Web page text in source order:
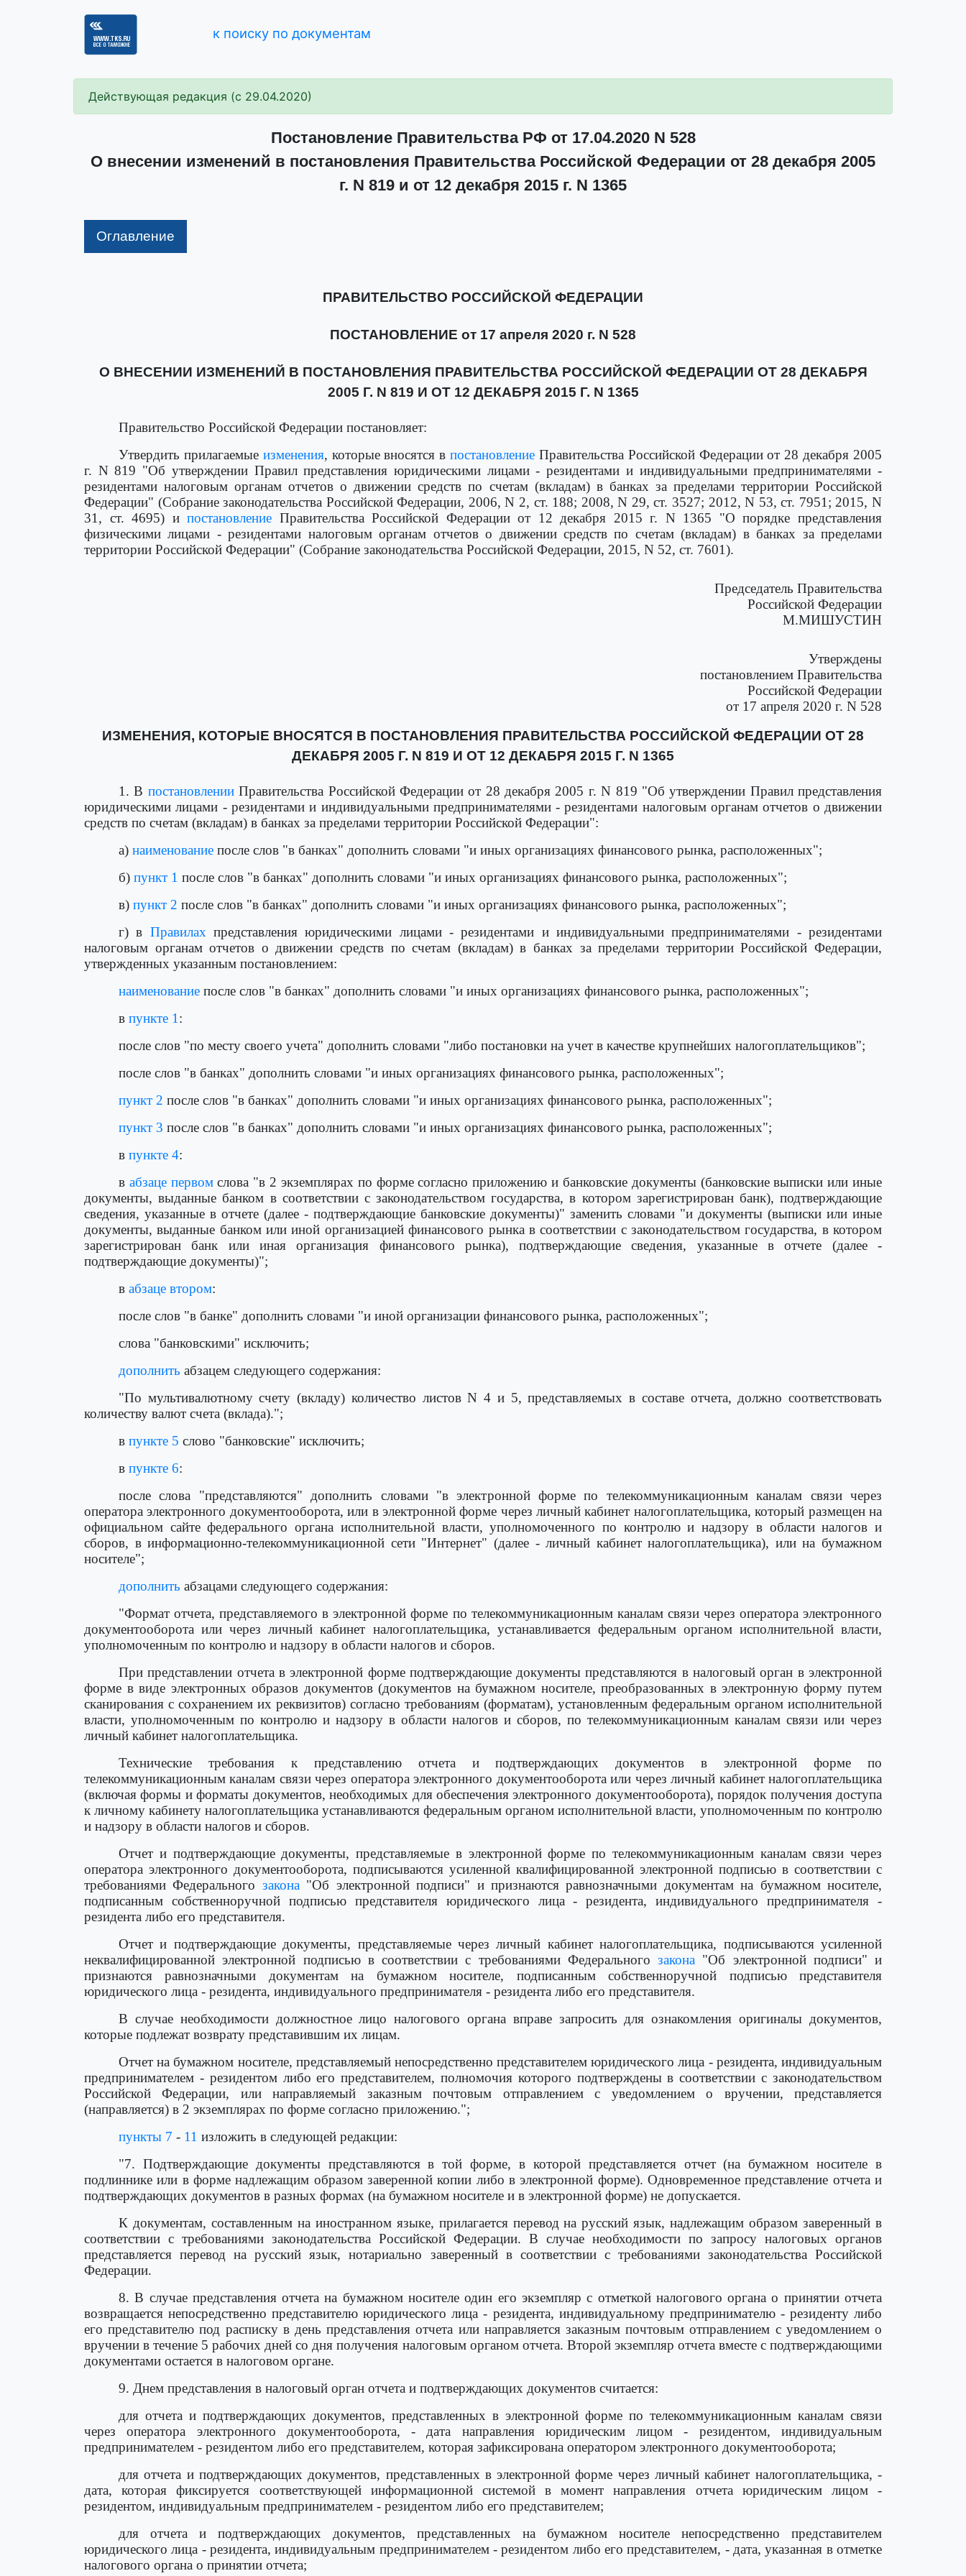
к поиску по документам
Действующая редакция (с 29.04.2020)
Постановление Правительства РФ от 17.04.2020 N 528
О внесении изменений в постановления Правительства Российской Федерации от 28 декабря 2005
г. N 819 и от 12 декабря 2015 г. N 1365
Оглавление
ПРАВИТЕЛЬСТВО РОССИЙСКОЙ ФЕДЕРАЦИИ
ПОСТАНОВЛЕНИЕ от 17 апреля 2020 г. N 528
О ВНЕСЕНИИ ИЗМЕНЕНИЙ В ПОСТАНОВЛЕНИЯ ПРАВИТЕЛЬСТВА РОССИЙСКОЙ ФЕДЕРАЦИИ ОТ 28 ДЕКАБРЯ
2005 Г. N 819 И ОТ 12 ДЕКАБРЯ 2015 Г. N 1365
Правительство Российской Федерации постановляет:
Утвердить прилагаемые изменения, которые вносятся впостановление Правительства Российской Федерации от 28 декабря 2005
г. N 819 "Об утверждении Правил представления юридическими лицами - резидентами и индивидуальными предпринимателями -
резидентами налоговым органам отчетов о движении средств по счетам (вкладам) в банках за пределами территории Российской
Федерации" (Собрание законодательства Российской Федерации, 2006, N 2, ст. 188; 2008, N 29, ст. 3527; 2012, N 53, ст. 7951; 2015, N
31, ст. 4695) ипостановление Правительства Российской Федерации от 12 декабря 2015 г. N 1365 "О порядке представления
физическими лицами - резидентами налоговым органам отчетов о движении средств по счетам (вкладам) в банках за пределами
территории Российской Федерации" (Собрание законодательства Российской Федерации, 2015, N 52, ст. 7601).
Председатель Правительства
Российской Федерации
М.МИШУСТИН
Утверждены
постановлением Правительства
Российской Федерации
от 17 апреля 2020 г. N 528
ИЗМЕНЕНИЯ, КОТОРЫЕ ВНОСЯТСЯ В ПОСТАНОВЛЕНИЯ ПРАВИТЕЛЬСТВА РОССИЙСКОЙ ФЕДЕРАЦИИ ОТ 28
ДЕКАБРЯ 2005 Г. N 819 И ОТ 12 ДЕКАБРЯ 2015 Г. N 1365
1. В постановленииПравительства Российской Федерации от 28 декабря 2005 г. N 819 "Об утверждении Правил представления
юридическими лицами - резидентами и индивидуальными предпринимателями - резидентами налоговым органам отчетов о движении
средств по счетам (вкладам) в банках за пределами территории Российской Федерации":
а) наименование после слов "в банках" дополнить словами "и иных организациях финансового рынка, расположенных";
б) пункт 1 после слов "в банках" дополнить словами "и иных организациях финансового рынка, расположенных";
в) пункт 2 после слов "в банках" дополнить словами "и иных организациях финансового рынка, расположенных";
г) в Правилах представления юридическими лицами - резидентами и индивидуальными предпринимателями - резидентами
налоговым органам отчетов о движении средств по счетам (вкладам) в банках за пределами территории Российской Федерации,
утвержденных указанным постановлением:
наименование после слов "в банках" дополнить словами "и иных организациях финансового рынка, расположенных";
в пункте 1 :
после слов "по месту своего учета" дополнить словами "либо постановки на учет в качестве крупнейших налогоплательщиков";
после слов "в банках" дополнить словами "и иных организациях финансового рынка, расположенных";
пункт 2 после слов "в банках" дополнить словами "и иных организациях финансового рынка, расположенных";
пункт 3 после слов "в банках" дополнить словами "и иных организациях финансового рынка, расположенных";
в пункте 4:
в абзаце первомслова "в 2 экземплярах по форме согласно приложению и банковские документы (банковские выписки или иные
документы, выданные банком в соответствии с законодательством государства, в котором зарегистрирован банк), подтверждающие
сведения, указанные в отчете (далее - подтверждающие банковские документы)" заменить словами "и документы (выписки или иные
документы, выданные банком или иной организацией финансового рынка в соответствии с законодательством государства, в котором
зарегистрирован банк или иная организация финансового рынка), подтверждающие сведения, указанные в отчете (далее -
подтверждающие документы)";
в абзаце втором:
после слов "в банке" дополнить словами "и иной организации финансового рынка, расположенных";
слова "банковскими" исключить;
дополнить абзацем следующего содержания:
"По мультивалютному счету (вкладу) количество листов N 4 и 5, представляемых в составе отчета, должно соответствовать
количеству валют счета (вклада).";
в пункте 5 слово "банковские" исключить;
в пункте 6:
после слова "представляются" дополнить словами "в электронной форме по телекоммуникационным каналам связи через
оператора электронного документооборота, или в электронной форме через личный кабинет налогоплательщика, который размещен на
официальном сайте федерального органа исполнительной власти, уполномоченного по контролю и надзору в области налогов и
сборов, в информационно-телекоммуникационной сети "Интернет" (далее - личный кабинет налогоплательщика), или на бумажном
носителе";
дополнить абзацами следующего содержания:
"Формат отчета, представляемого в электронной форме по телекоммуникационным каналам связи через оператора электронного
документооборота или через личный кабинет налогоплательщика, устанавливается федеральным органом исполнительной власти,
уполномоченным по контролю и надзору в области налогов и сборов.
При представлении отчета в электронной форме подтверждающие документы представляются в налоговый орган в электронной
форме в виде электронных образов документов (документов на бумажном носителе, преобразованных в электронную форму путем
сканирования с сохранением их реквизитов) согласно требованиям (форматам), установленным федеральным органом исполнительной
власти, уполномоченным по контролю и надзору в области налогов и сборов, по телекоммуникационным каналам связи или через
личный кабинет налогоплательщика.
Технические требования к представлению отчета и подтверждающих документов в электронной форме по
телекоммуникационным каналам связи через оператора электронного документооборота или через личный кабинет налогоплательщика
(включая формы и форматы документов, необходимых для обеспечения электронного документооборота), порядок получения доступа
к личному кабинету налогоплательщика устанавливаются федеральным органом исполнительной власти, уполномоченным по контролю
и надзору в области налогов и сборов.
Отчет и подтверждающие документы, представляемые в электронной форме по телекоммуникационным каналам связи через
оператора электронного документооборота, подписываются усиленной квалифицированной электронной подписью в соответствии с
требованиями Федерального закона"Об электронной подписи" и признаются равнозначными документам на бумажном носителе,
подписанным собственноручной подписью представителя юридического лица - резидента, индивидуального предпринимателя -
резидента либо его представителя.
Отчет и подтверждающие документы, представляемые через личный кабинет налогоплательщика, подписываются усиленной
неквалифицированной электронной подписью в соответствии с требованиями Федерального закона "Об электронной подписи" и
признаются равнозначными документам на бумажном носителе, подписанным собственноручной подписью представителя
юридического лица - резидента, индивидуального предпринимателя - резидента либо его представителя.
В случае необходимости должностное лицо налогового органа вправе запросить для ознакомления оригиналы документов,
которые подлежат возврату представившим их лицам.
Отчет на бумажном носителе, представляемый непосредственно представителем юридического лица - резидента, индивидуальным
предпринимателем - резидентом либо его представителем, полномочия которого подтверждены в соответствии с законодательством
Российской Федерации, или направляемый заказным почтовым отправлением с уведомлением о вручении, представляется
(направляется) в 2 экземплярах по форме согласно приложению.";
пункты 7 - 11 изложить в следующей редакции:
"7. Подтверждающие документы представляются в той форме, в которой представляется отчет (на бумажном носителе в
подлиннике или в форме надлежащим образом заверенной копии либо в электронной форме). Одновременное представление отчета и
подтверждающих документов в разных формах (на бумажном носителе и в электронной форме) не допускается.
К документам, составленным на иностранном языке, прилагается перевод на русский язык, надлежащим образом заверенный в
соответствии с требованиями законодательства Российской Федерации. В случае необходимости по запросу налоговых органов
представляется перевод на русский язык, нотариально заверенный в соответствии с требованиями законодательства Российской
Федерации.
8. В случае представления отчета на бумажном носителе один его экземпляр с отметкой налогового органа о принятии отчета
возвращается непосредственно представителю юридического лица - резидента, индивидуальному предпринимателю - резиденту либо
его представителю под расписку в день представления отчета или направляется заказным почтовым отправлением с уведомлением о
вручении в течение 5 рабочих дней со дня получения налоговым органом отчета. Второй экземпляр отчета вместе с подтверждающими
документами остается в налоговом органе.
9. Днем представления в налоговый орган отчета и подтверждающих документов считается:
для отчета и подтверждающих документов, представленных в электронной форме по телекоммуникационным каналам связи
через оператора электронного документооборота, - дата направления юридическим лицом - резидентом, индивидуальным
предпринимателем - резидентом либо его представителем, которая зафиксирована оператором электронного документооборота;
для отчета и подтверждающих документов, представленных в электронной форме через личный кабинет налогоплательщика, -
дата, которая фиксируется соответствующей информационной системой в момент направления отчета юридическим лицом -
резидентом, индивидуальным предпринимателем - резидентом либо его представителем;
для отчета и подтверждающих документов, представленных на бумажном носителе непосредственно представителем
юридического лица - резидента, индивидуальным предпринимателем - резидентом либо его представителем, - дата, указанная в отметке
налогового органа о принятии отчета;